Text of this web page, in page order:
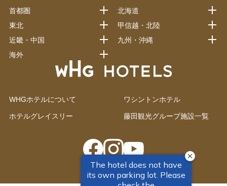
WHGホテルについて ワシントンホテル
ホテルグレイスリー 藤田観光グループ施設一覧
首都圏
北海道
東北
甲信越・北陸
近畿・中国
九州・沖縄
海外